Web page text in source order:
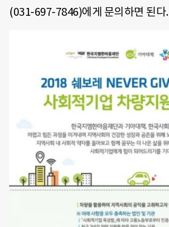
(031-697-7846)에게 문의하면 된다.